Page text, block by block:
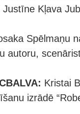
Justīne Kļava
Spēlmaņu
autoru,
Kristai
izrādē